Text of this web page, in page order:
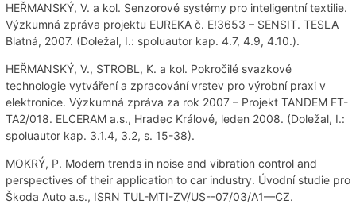
HEŘMANSKÝ, V. a kol. Senzorové systémy pro inteligentní textilie.
Výzkumná zpráva projektu EUREKA č. E!3653 – SENSIT. TESLA
Blatná, 2007. (Doležal, I.: spoluautor kap. 4.7, 4.9, 4.10.).
HEŘMANSKÝ, V., STROBL, K. a kol. Pokročilé svazkové
technologie vytváření a zpracování vrstev pro výrobní praxi v
elektronice. Výzkumná zpráva za rok 2007 – Projekt TANDEM FT-
TA2/018. ELCERAM a.s., Hradec Králové, leden 2008. (Doležal, I.:
spoluautor kap. 3.1.4, 3.2, s. 15-38).
MOKRÝ, P. Modern trends in noise and vibration control and
perspectives of their application to car industry. Úvodní studie pro
Škoda Auto a.s., ISRN TUL-MTI-ZV/US--07/03/A1—CZ.